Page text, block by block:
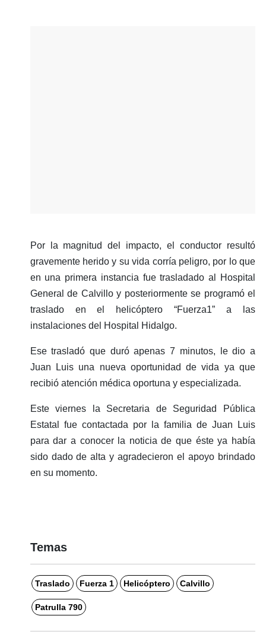
Por la magnitud del impacto, el conductor resultó
gravemente herido y su vida corría peligro, por lo que
en una primera instancia fue trasladado al Hospital
General de Calvillo y posteriormente se programó el
traslado en el helicóptero “Fuerza1” a las
instalaciones del Hospital Hidalgo.
Ese trasladó que duró apenas 7 minutos, le dio a
Juan Luis una nueva oportunidad de vida ya que
recibió atención médica oportuna y especializada.
Este viernes la Secretaria de Seguridad Pública
Estatal fue contactada por la familia de Juan Luis
para dar a conocer la noticia de que éste ya había
sido dado de alta y agradecieron el apoyo brindado
en su momento.
Temas
Traslado Fuerza 1 Helicóptero Calvillo
Patrulla 790